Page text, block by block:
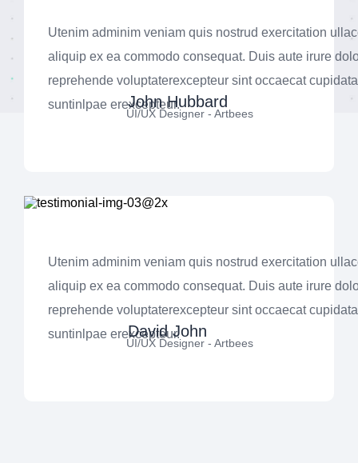
Utenim adminim veniam quis nostrud exercitation
aliquip ex ea commodo consequat. Duis aute irure
reprehende voluptaterexcepteur sint occaecat
suntinlpae erexcepteur.
John Hubbard
UI/UX Designer - Artbees
Utenim adminim veniam quis nostrud exercitation
aliquip ex ea commodo consequat. Duis aute irure
reprehende voluptaterexcepteur sint occaecat
suntinlpae erexcepteur.
David John
UI/UX Designer - Artbees